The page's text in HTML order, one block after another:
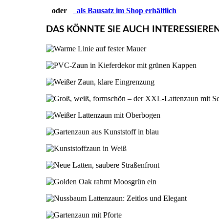
oder als Bausatz im Shop erhältlich
DAS KÖNNTE SIE AUCH